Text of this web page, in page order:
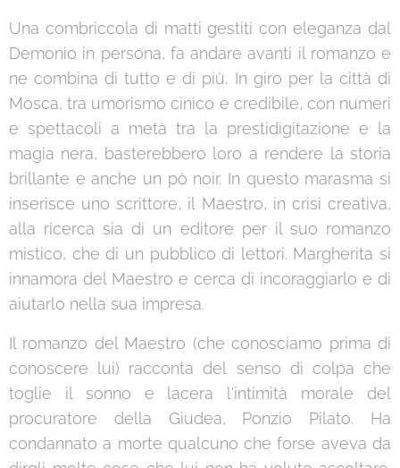
Una combriccola di matti gestiti con eleganza dal
Demonio in persona, fa andare avanti il romanzo e
ne combina di tutto e di più. In giro per la città di
Mosca, tra umorismo cinico e credibile, con numeri
e spettacoli a metà tra la prestidigitazione e la
magia nera, basterebbero loro a rendere la storia
brillante e anche un pò noir. In questo marasma si
inserisce uno scrittore, il Maestro, in crisi creativa,
alla ricerca sia di un editore per il suo romanzo
mistico, che di un pubblico di lettori. Margherita si
innamora del Maestro e cerca di incoraggiarlo e di
aiutarlo nella sua impresa.
Il romanzo del Maestro (che conosciamo prima di
conoscere lui) racconta del senso di colpa che
toglie il sonno e lacera l'intimità morale del
procuratore della Giudea, Ponzio Pilato. Ha
condannato a morte qualcuno che forse aveva da